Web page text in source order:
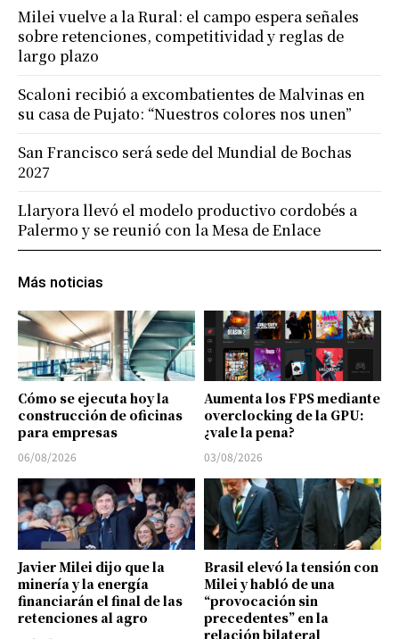
Más noticias
Cómo se ejecuta hoy la
construcción de oficinas
para empresas
06/08/2026
Aumenta los FPS mediante
overclocking de la GPU:
¿vale la pena?
03/08/2026
Javier Milei dijo que la
minería y la energía
financiarán el final de las
retenciones al agro
Brasil elevó la tensión con
Milei y habló de una
“provocación sin
precedentes” en la
relación bilateral
Milei vuelve a la Rural: el campo espera señales
sobre retenciones, competitividad y reglas de
largo plazo
Scaloni recibió a excombatientes de Malvinas en
su casa de Pujato: “Nuestros colores nos unen”
San Francisco será sede del Mundial de Bochas
2027
Llaryora llevó el modelo productivo cordobés a
Palermo y se reunió con la Mesa de Enlace